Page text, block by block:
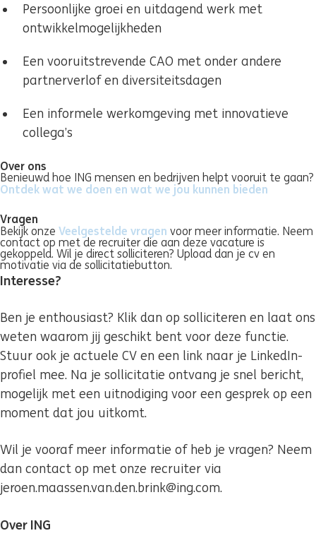
Persoonlijke groei en uitdagend werk met
ontwikkelmogelijkheden
Een vooruitstrevende CAO met onder andere
partnerverlof en diversiteitsdagen
Een informele werkomgeving met innovatieve
collega’s
Over ons
Benieuwd hoe ING mensen en bedrijven helpt vooruit te gaan?
Ontdek wat we doen en wat we jou kunnen bieden
Vragen
Bekijk onze Veelgestelde vragen (se deschide într-o
voor meer informatie. Neem
contact op met de recruiter die aan deze vacature is
gekoppeld. Wil je direct solliciteren? Upload dan je cv en
motivatie via de sollicitatiebutton.
Interesse?
Ben je enthousiast? Klik dan op solliciteren en laat ons
weten waarom jij geschikt bent voor deze functie.
Stuur ook je actuele CV en een link naar je LinkedIn-
profiel mee. Na je sollicitatie ontvang je snel bericht,
mogelijk met een uitnodiging voor een gesprek op een
moment dat jou uitkomt.
Wil je vooraf meer informatie of heb je vragen? Neem
dan contact op met onze recruiter via
jeroen.maassen.van.den.brink@ing.com.
Over ING